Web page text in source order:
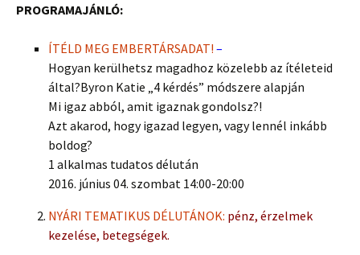
PROGRAMAJÁNLÓ:
ÍTÉLD MEG EMBERTÁRSADAT! –
Hogyan kerülhetsz magadhoz közelebb az ítéleteid
által?Byron Katie „4 kérdés” módszere alapján
Mi igaz abból, amit igaznak gondolsz?!
Azt akarod, hogy igazad legyen, vagy lennél inkább
boldog?
1 alkalmas tudatos délután
2016. június 04. szombat 14:00-20:00
NYÁRI TEMATIKUS DÉLUTÁNOK: pénz, érzelmek
kezelése, betegségek.